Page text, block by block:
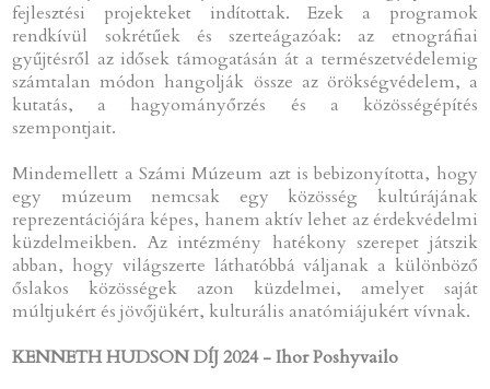
fejlesztési projekteket indítottak. Ezek a programok
rendkívül sokrétűek és szerteágazóak: az etnográfiai
gyűjtésről az idősek támogatásán át a természetvédelemig
számtalan módon hangolják össze az örökségvédelem, a
kutatás, a hagyományőrzés és a közösségépítés
szempontjait.
Mindemellett a Számi Múzeum azt is bebizonyította, hogy
egy múzeum nemcsak egy közösség kultúrájának
reprezentációjára képes, hanem aktív lehet az érdekvédelmi
küzdelmeikben. Az intézmény hatékony szerepet játszik
abban, hogy világszerte láthatóbbá váljanak a különböző
őslakos közösségek azon küzdelmei, amelyet saját
múltjukért és jövőjükért, kulturális anatómiájukért vívnak.
KENNETH HUDSON DÍJ 2024 - Ihor Poshyvailo